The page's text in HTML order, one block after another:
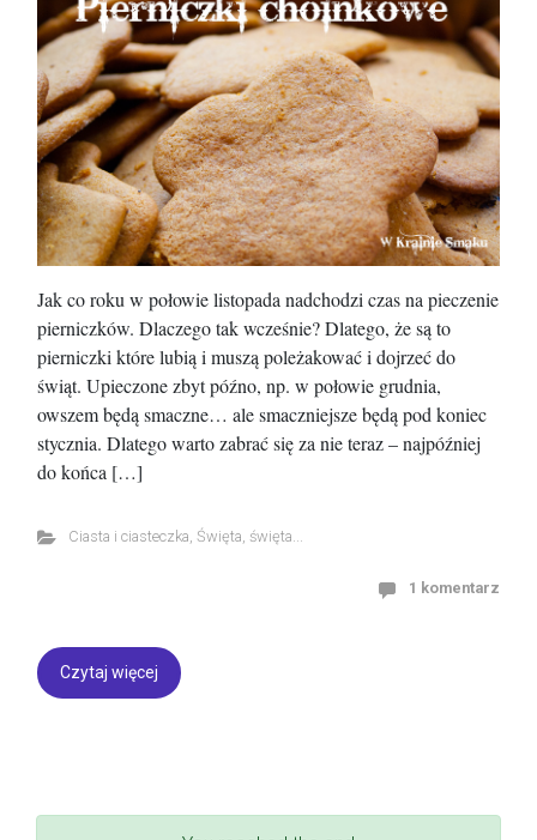
Jak co roku w połowie listopada nadchodzi czas na pieczenie
pierniczków. Dlaczego tak wcześnie? Dlatego, że są to
pierniczki które lubią i muszą poleżakować i dojrzeć do
świąt. Upieczone zbyt późno, np. w połowie grudnia,
owszem będą smaczne… ale smaczniejsze będą pod koniec
stycznia. Dlatego warto zabrać się za nie teraz – najpóźniej
do końca […]
Ciasta i ciasteczka, Święta, święta...
1 komentarz
Czytaj więcej